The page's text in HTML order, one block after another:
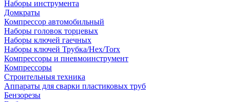
Наборы инструмента
Домкраты
Компрессор автомобильный
Наборы головок торцевых
Наборы ключей гаечных
Наборы ключей Трубка/Hex/Torx
Компрессоры и пневмоинструмент
Компрессоры
Строительныя техника
Аппараты для сварки пластиковых труб
Бензорезы